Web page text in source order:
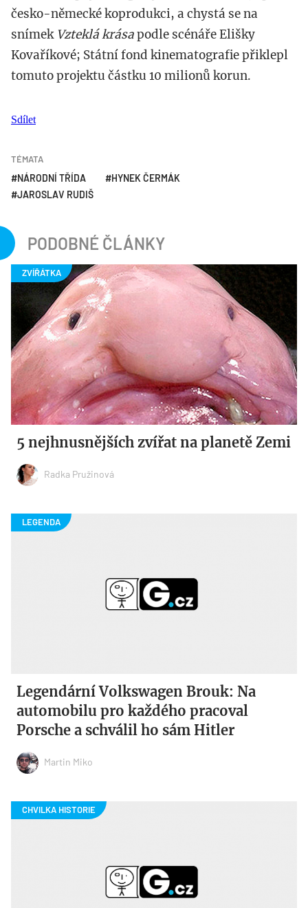
česko-německé koprodukci, a chystá se na
snímek Vzteklá krásapodle scénáře Elišky
Kovaříkové; Státní fond kinematografie přiklepl
tomuto projektu částku 10 milionů korun.
Sdílet
TÉMATA
NÁRODNÍ TŘÍDA
HYNEK ČERMÁK
JAROSLAV RUDIŠ
PODOBNÉ ČLÁNKY
5 nejhnusnějších zvířat na planetě Zemi
Radka Pružinová
Legendární Volkswagen Brouk: Na
automobilu pro každého pracoval
Porsche a schválil ho sám Hitler
Martin Miko